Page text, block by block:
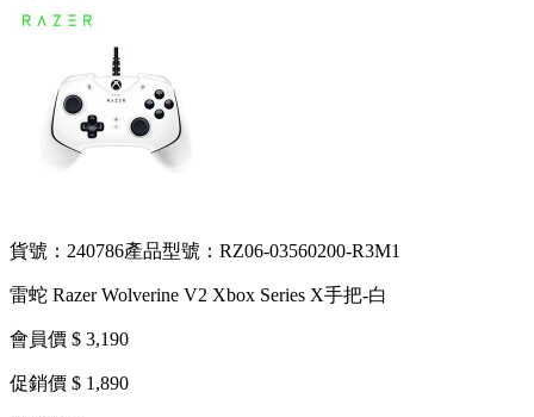
貨號：240786產品型號：RZ06-03560200-R3M1
雷蛇 Razer Wolverine V2 Xbox Series X手把-白
會員價 $ 3,190
促銷價 $ 1,890